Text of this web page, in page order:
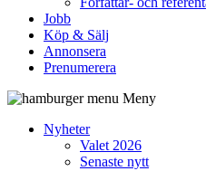
Jobb
Köp & Sälj
Annonsera
Prenumerera
Meny
Nyheter
Valet 2026
Senaste nytt